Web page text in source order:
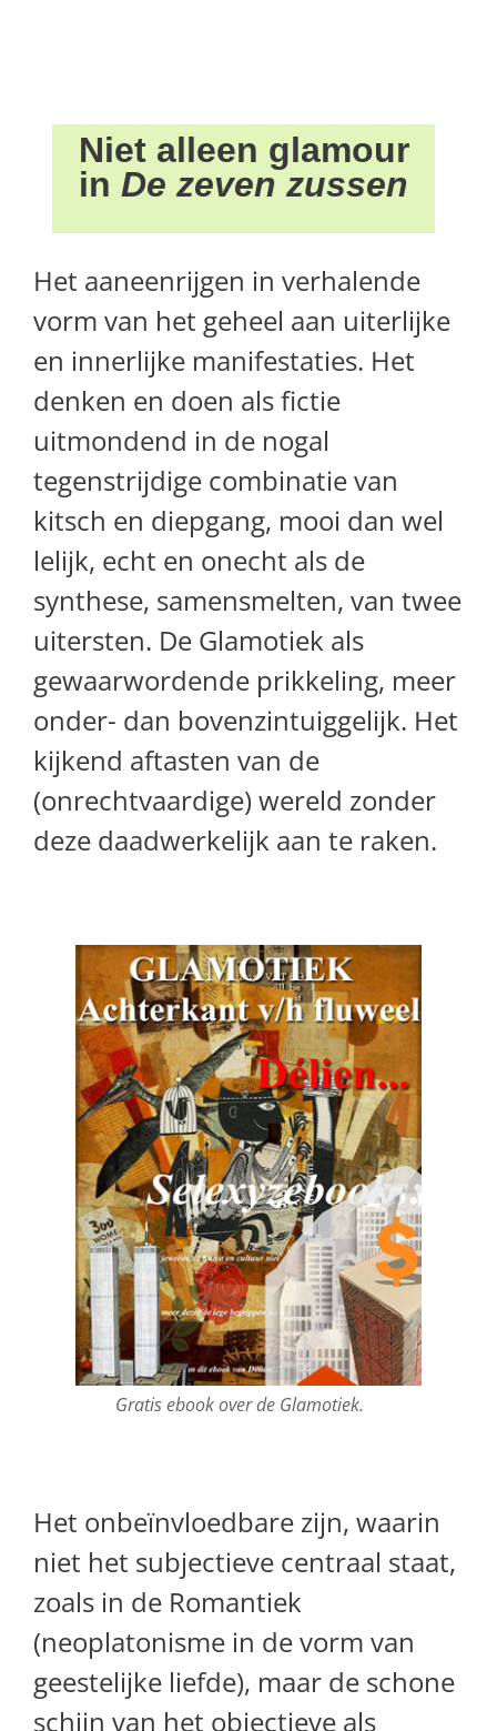
Niet alleen glamour
in De zeven zussen
Het aaneenrijgen in verhalende
vorm van het geheel aan uiterlijke
en innerlijke manifestaties. Het
denken en doen als fictie
uitmondend in de nogal
tegenstrijdige combinatie van
kitsch en diepgang, mooi dan wel
lelijk, echt en onecht als de
synthese, samensmelten, van twee
uitersten. De Glamotiek als
gewaarwordende prikkeling, meer
onder- dan bovenzintuiggelijk. Het
kijkend aftasten van de
(onrechtvaardige) wereld zonder
deze daadwerkelijk aan te raken.
Gratis ebook over de Glamotiek.
Het onbeïnvloedbare zijn, waarin
niet het subjectieve centraal staat,
zoals in de Romantiek
(neoplatonisme in de vorm van
geestelijke liefde), maar de schone
schijn van het objectieve als